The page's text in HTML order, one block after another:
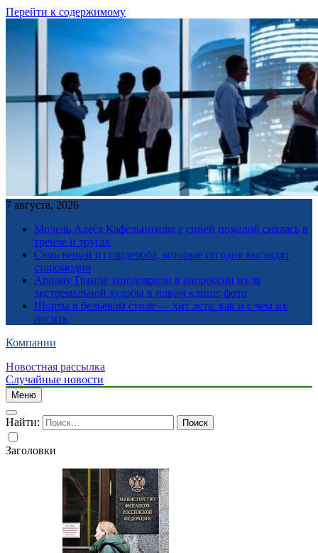
Перейти к содержимому
7 августа, 2026
Модель Алеся Кафельникова с синей помадой снялась в
тренче и трусах
Семь вещей из гардероба, которые сегодня выглядят
старомодно
Ариану Гранде заподозрили в анорексии из-за
экстремальной худобы в новом клипе: фото
Шорты в бельевом стиле — хит лета: как и с чем их
носить
Компании
Новостная рассылка
Случайные новости
Меню
Найти:
Заголовки